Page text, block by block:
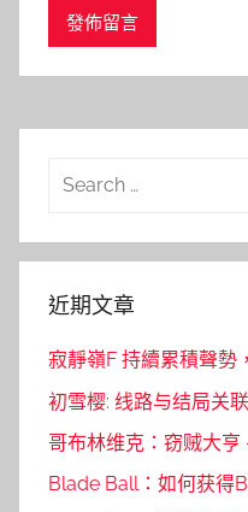
Search
近期文章
寂靜嶺F 持續累積聲勢
初雪樱: 线路与结局关
哥布林维克：窃贼大
Blade Ball：如何获得